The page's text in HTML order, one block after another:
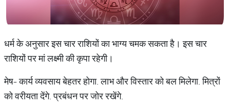
धर्म के अनुसार इस चार राशियों का भाग्य चमक सकता है। इस चार
राशियों पर मां लक्ष्मी की कृपा रहेगी।
मेष- कार्य व्यवसाय बेहतर होगा. लाभ और विस्तार को बल मिलेगा. मित्रों
को वरीयता देंगे. प्रबंधन पर जोर रखेंगे.